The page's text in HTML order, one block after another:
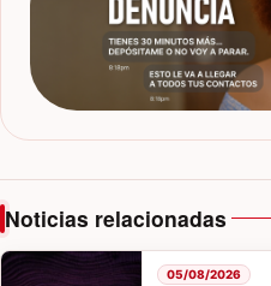
Noticias relacionadas
05/08/2026